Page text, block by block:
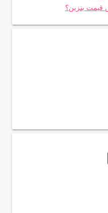
قیمت بنزین؟